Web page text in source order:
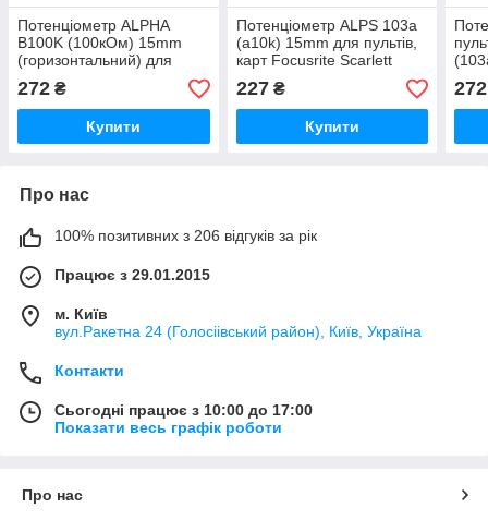
Потенціометр ALPHA
B100K (100кОм) 15mm
(горизонтальний) для
пультів, карт Traktor Audio
4 / 8/ 10
272 ₴
Купити
Потенціометр ALPS 103a
(a10k) 15mm для пультів,
карт Focusrite Scarlett
18i8, 2i2, 2i4, 6i6
227₴
Купити
272
Про нас
100% позитивних з 206 відгуків за рік
Працює з 29.01.2015
м. Київ
вул.Ракетна 24 (Голосіівський район), Київ, Україна
Контакти
Сьогодні працює з 10:00 до 17:00
Показати весь графік роботи
Про нас